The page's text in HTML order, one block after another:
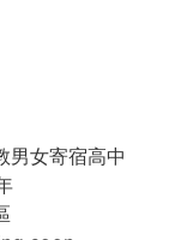
男女寄宿高中